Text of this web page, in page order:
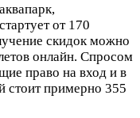
от 170
скидок можно
онлайн. Спросом
право на вход и в
стоит примерно 355